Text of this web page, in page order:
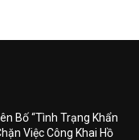
Bố “Tình Trạng Khẩn
Việc Công Khai Hồ